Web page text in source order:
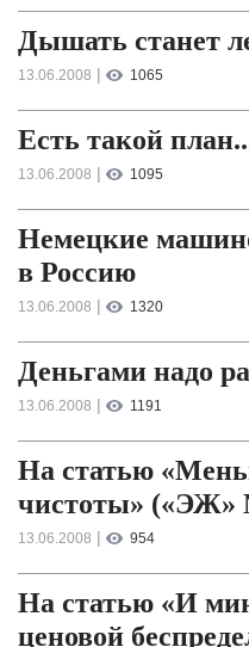
Дышать станет
13.06.2008 | 1065
Есть такой
13.06.2008 | 1095
Немецкие
в Россию
13.06.2008 | 1320
Деньгами надо
13.06.2008 | 1191
На статью
чистоты» («ЭЖ»
13.06.2008 | 954
На статью «И
ценовой